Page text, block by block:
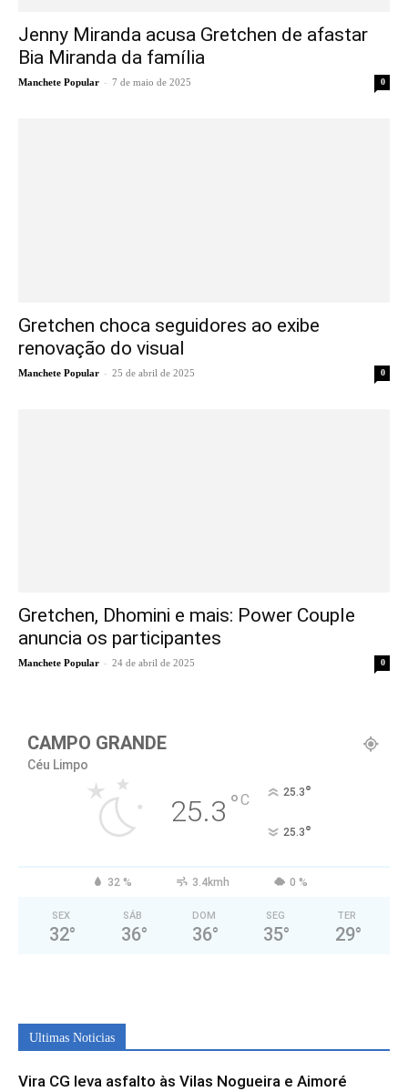
Jenny Miranda acusa Gretchen de afastar
Bia Miranda da família
Manchete Popular - 7 de maio de 2025 0
Gretchen choca seguidores ao exibe
renovação do visual
Manchete Popular - 25 de abril de 2025 0
Gretchen, Dhomini e mais: Power Couple
anuncia os participantes
Manchete Popular - 24 de abril de 2025 0
CAMPO GRANDE
Céu Limpo
25.3 °C 25.3°
25.3°
32 % 3.4kmh 0 %
SEX
32°
SÁB
36°
DOM
36°
SEG
35°
TER
29°
Ultimas Noticias
Vira CG leva asfalto às Vilas Nogueira e Aimoré